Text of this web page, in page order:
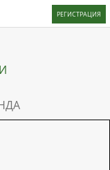
РЕГИСТРАЦИЯ